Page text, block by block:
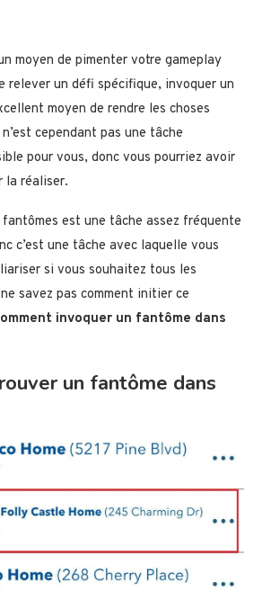
moyen de pimenter votre gameplay
relever un défi spécifique, invoquer un
moyen de rendre les choses
cependant pas une tâche
pour vous, donc vous pourriez avoir
la réaliser.
est une tâche assez fréquente
c’est une tâche avec laquelle vous
si vous souhaitez tous les
savez pas comment initier ce
invoquer un fantôme dans
un fantôme dans